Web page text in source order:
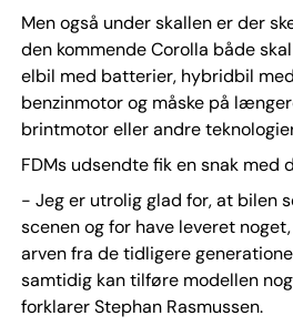
Men også under skallen er der
den kommende Corolla både
elbil med batterier, hybridbil
benzinmotor og måske på
brintmotor eller andre
FDMs udsendte fik en snak med
- Jeg er utrolig glad for, at bilen
scenen og for have leveret
arven fra de tidligere
samtidig kan tilføre modellen
forklarer Stephan Rasmussen.